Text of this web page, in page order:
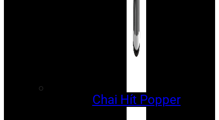
Chai Hít Popper